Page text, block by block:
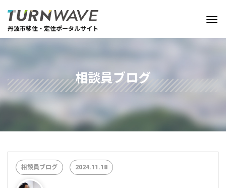
丹波市移住・定住ポータルサイト
相談員ブログ
相談員ブログ 2024.11.18